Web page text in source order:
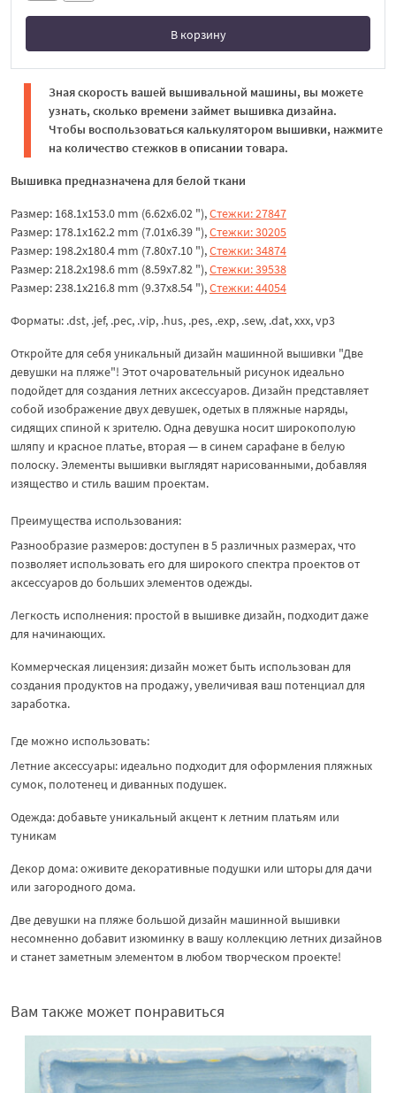
В корзину
В корзине
Зная скорость вашей вышивальной машины, вы можете
узнать, сколько времени займет вышивка дизайна.
Чтобы воспользоваться калькулятором вышивки, нажмите
на количество стежков в описании товара.
Вышивка предназначена для белой ткани
Размер: 168.1x153.0 mm (6.62x6.02 "),Стежки: 27847
Размер: 178.1x162.2 mm (7.01x6.39 "),Стежки: 30205
Размер: 198.2x180.4 mm (7.80x7.10 "),Стежки: 34874
Размер: 218.2x198.6 mm (8.59x7.82 "),Стежки: 39538
Размер: 238.1x216.8 mm (9.37x8.54 "),Стежки: 44054
Форматы: .dst, .jef, .pec, .vip, .hus, .pes, .exp, .sew, .dat, xxx, vp3
Откройте для себя уникальный дизайн машинной вышивки "Две
девушки на пляже"! Этот очаровательный рисунок идеально
подойдет для создания летних аксессуаров. Дизайн представляет
собой изображение двух девушек, одетых в пляжные наряды,
сидящих спиной к зрителю. Одна девушка носит широкополую
шляпу и красное платье, вторая — в синем сарафане в белую
полоску. Элементы вышивки выглядят нарисованными, добавляя
изящество и стиль вашим проектам.
Преимущества использования:
Разнообразие размеров: доступен в 5 различных размерах, что
позволяет использовать его для широкого спектра проектов от
аксессуаров до больших элементов одежды.
Легкость исполнения: простой в вышивке дизайн, подходит даже
для начинающих.
Коммерческая лицензия: дизайн может быть использован для
создания продуктов на продажу, увеличивая ваш потенциал для
заработка.
Где можно использовать:
Летние аксессуары: идеально подходит для оформления пляжных
сумок, полотенец и диванных подушек.
Одежда: добавьте уникальный акцент к летним платьям или
туникам
Декор дома: оживите декоративные подушки или шторы для дачи
или загородного дома.
Две девушки на пляже большой дизайн машинной вышивки
несомненно добавит изюминку в вашу коллекцию летних дизайнов
и станет заметным элементом в любом творческом проекте!
Вам также может понравиться